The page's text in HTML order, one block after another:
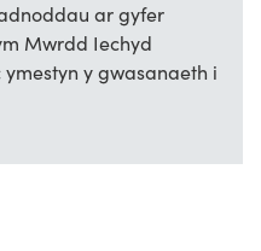
ar gyfer
Mwrdd Iechyd
y gwasanaeth i